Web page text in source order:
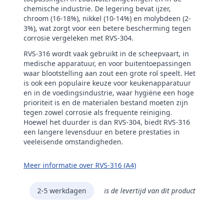
chemische industrie. De legering bevat ijzer,
chroom (16-18%), nikkel (10-14%) en molybdeen (2-
3%), wat zorgt voor een betere bescherming tegen
corrosie vergeleken met RVS-304.
RVS-316 wordt vaak gebruikt in de scheepvaart, in
medische apparatuur, en voor buitentoepassingen
waar blootstelling aan zout een grote rol speelt. Het
is ook een populaire keuze voor keukenapparatuur
en in de voedingsindustrie, waar hygiëne een hoge
prioriteit is en de materialen bestand moeten zijn
tegen zowel corrosie als frequente reiniging.
Hoewel het duurder is dan RVS-304, biedt RVS-316
een langere levensduur en betere prestaties in
veeleisende omstandigheden.
Meer informatie over RVS-316 (A4)
2-5 werkdagen is de levertijd van dit product